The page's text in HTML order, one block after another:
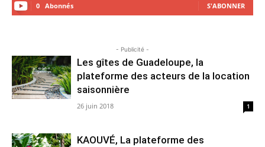
0 Abonnés S'ABONNER
- Publicité -
Les gîtes de Guadeloupe, la
plateforme des acteurs de la location
saisonnière
26 juin 2018 1
KAOUVÉ, La plateforme des